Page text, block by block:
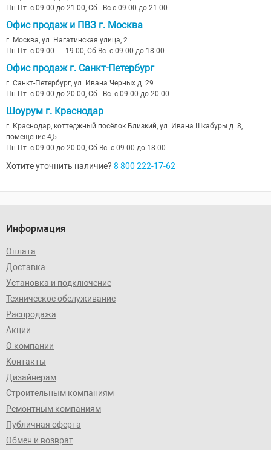
Пн-Пт: с 09:00 до 21:00, Сб - Вс с 09:00 до 21:00
Офис продаж и ПВЗ г. Москва
г. Москва, ул. Нагатинская улица, 2
Пн-Пт: с 09:00 — 19:00, Сб-Вс: с 09:00 до 18:00
Офис продаж г. Санкт-Петербург
г. Санкт-Петербург, ул. Ивана Черных д. 29
Пн-Пт: с 09:00 до 20:00, Сб - Вс: с 09:00 до 20:00
Шоурум г. Краснодар
г. Краснодар, коттеджный посёлок Близкий, ул. Ивана Шкабуры д. 8,
помещение 4,5
Пн-Пт: с 09:00 до 20:00, Сб-Вс: с 09:00 до 18:00
Хотите уточнить наличие? 8 800 222-17-62
Информация
Оплата
Доставка
Установка и подключение
Техническое обслуживание
Распродажа
Акции
О компании
Контакты
Дизайнерам
Строительным компаниям
Ремонтным компаниям
Публичная оферта
Обмен и возврат